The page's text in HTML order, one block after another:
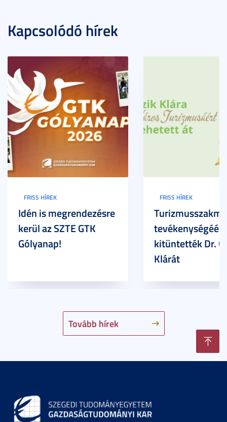
Kapcsolódó hírek
Tovább hírek
FRISS HÍREK
Idén is megrendezésre
kerül az SZTE GTK
Gólyanap!
FRISS HÍREK
tevékenységéért
kitüntették Dr.
Klárát